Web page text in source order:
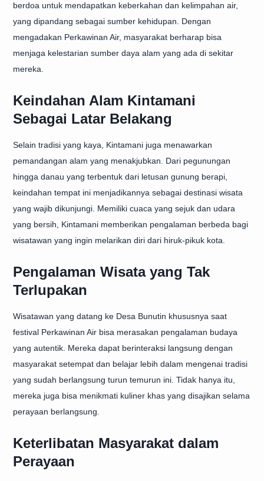
berdoa untuk mendapatkan keberkahan dan kelimpahan air,
yang dipandang sebagai sumber kehidupan. Dengan
mengadakan Perkawinan Air, masyarakat berharap bisa
menjaga kelestarian sumber daya alam yang ada di sekitar
mereka.
Keindahan Alam Kintamani
Sebagai Latar Belakang
Selain tradisi yang kaya, Kintamani juga menawarkan
pemandangan alam yang menakjubkan. Dari pegunungan
hingga danau yang terbentuk dari letusan gunung berapi,
keindahan tempat ini menjadikannya sebagai destinasi wisata
yang wajib dikunjungi. Memiliki cuaca yang sejuk dan udara
yang bersih, Kintamani memberikan pengalaman berbeda bagi
wisatawan yang ingin melarikan diri dari hiruk-pikuk kota.
Pengalaman Wisata yang Tak
Terlupakan
Wisatawan yang datang ke Desa Bunutin khususnya saat
festival Perkawinan Air bisa merasakan pengalaman budaya
yang autentik. Mereka dapat berinteraksi langsung dengan
masyarakat setempat dan belajar lebih dalam mengenai tradisi
yang sudah berlangsung turun temurun ini. Tidak hanya itu,
mereka juga bisa menikmati kuliner khas yang disajikan selama
perayaan berlangsung.
Keterlibatan Masyarakat dalam
Perayaan